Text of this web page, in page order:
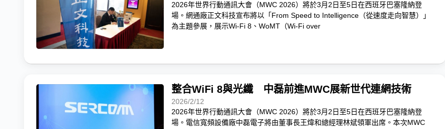
2026年世界行動通訊大會（MWC 2026）將於3月2日至5日在西班牙巴塞隆納登
場。網通廠正文科技宣布將以「From Speed to Intelligence（從速度走向智慧）」
為主題參展，展示Wi-Fi 8、WoMT（Wi-Fi over
整合WiFi 8與光纖 中磊前進MWC展新世代連網技術
2026/2/12
2026年世界行動通訊大會（MWC 2026）將於3月2日至5日在西班牙巴塞隆納登
場。電信寬頻設備廠中磊電子將由董事長王煒和總經理林斌領軍出席。本次MWC